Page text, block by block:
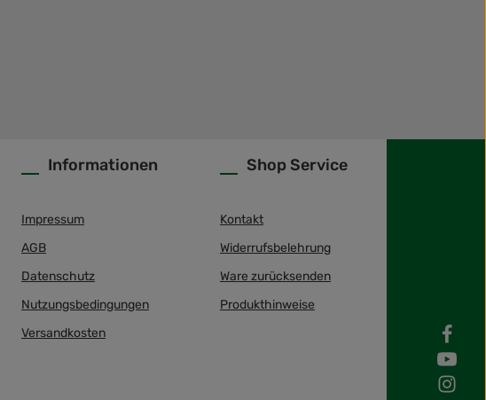
Informationen
Impressum
AGB
Datenschutz
Nutzungsbedingungen
Versandkosten
Shop Service
Kontakt
Widerrufsbelehrung
Ware zurücksenden
Produkthinweise